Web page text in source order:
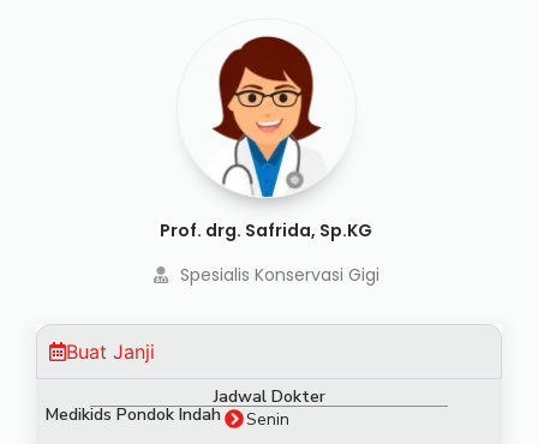
Prof. drg. Safrida, Sp.KG
Spesialis Konservasi Gigi
Buat Janji
Jadwal Dokter
Medikids Pondok Indah Senin